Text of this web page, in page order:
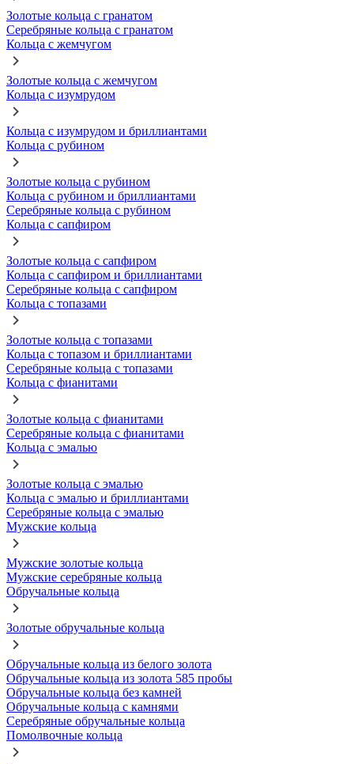
Золотые кольца с гранатом
Серебряные кольца с гранатом
Кольца с жемчугом
Золотые кольца с жемчугом
Кольца с изумрудом
Кольца с изумрудом и бриллиантами
Кольца с рубином
Золотые кольца с рубином
Кольца с рубином и бриллиантами
Серебряные кольца с рубином
Кольца с сапфиром
Золотые кольца с сапфиром
Кольца с сапфиром и бриллиантами
Серебряные кольца с сапфиром
Кольца с топазами
Золотые кольца с топазами
Кольца с топазом и бриллиантами
Серебряные кольца с топазами
Кольца с фианитами
Золотые кольца с фианитами
Серебряные кольца с фианитами
Кольца с эмалью
Золотые кольца с эмалью
Кольца с эмалью и бриллиантами
Серебряные кольца с эмалью
Мужские кольца
Мужские золотые кольца
Мужские серебряные кольца
Обручальные кольца
Золотые обручальные кольца
Обручальные кольца из белого золота
Обручальные кольца из золота 585 пробы
Обручальные кольца без камней
Обручальные кольца с камнями
Серебряные обручальные кольца
Помолвочные кольца